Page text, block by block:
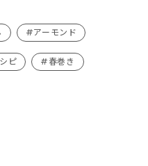
#アーモンド
ピ #春巻き